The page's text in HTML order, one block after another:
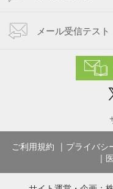
メール受信テスト
ご利用規約 プライバシ